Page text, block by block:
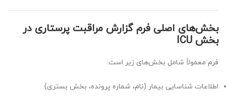
بخش‌های اصلی فرم گزارش مراقبت پرستاری در
بخش ICU
فرم معمولاً شامل بخش‌های زیر است:
اطلاعات شناسایی بیمار (نام، شماره پرونده، بخش بستری)